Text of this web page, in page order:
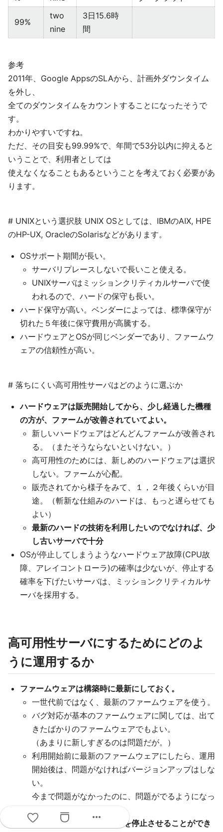
99%
two
nine
3日15.6時
間
参考
2011年、Google AppsのSLAから、計画外ダウンタイム
を外し、
全てのダウンタイムをカウントすることになったそうで
す。
わかりやすいですね。
ただ、その目安も99.99%で、年間で53分以内に抑えると
いうことで、利用者としては
使えなくなることもあるということを考えておく必要があ
ります。
# UNIXという選択肢 UNIX OSとしては、IBMのAIX, HPE
のHP-UX, OracleのSolarisなどがあります。
OSサポート期間が長い。
サーバリプレースしないで長いこと使える。
UNIXサーバはミッションクリティカルサーバで使
われるので、ハードの保守も長い。
ハード保守が高い。ベンダーによっては、標準保守が
切れた５年後に保守費用が高騰する。
ハードウェアとOSが同じベンダーであり、ファームウ
ェアの信頼性が高い。
# 落ちにくい高可用性サーバはどのように選ぶか
ハードウェアは販売開始してから、少し経過した機種
の方が、ファームが改善されていてよい。
新しいハードウェアはどんどんファームが改善され
る。（またそうならないといけない。）
高可用性のためには、新しめのハードウェアは選択
しない。ファームが心配。
販売されてから様子をみて、１，２年後くらいが目
途。（斬新な仕組みのハードは、もっと遅らせても
よい）
最新のハードの技術を利用したいのでなければ、少
し古いサーバで十分
OSが停止してしまうようなハードウェア故障(CPU故
障、アレイコントローラ)の確率は少ないが、停止する
確率を下げたいサーバは、ミッションクリティカルサ
ーバを採用する。
高可用性サーバにするためにどのよ
うに運用するか
ファームウェアは構築時に最新にしておく。
一世代前ではなく、最新のファームウェアを使う。
バグ対応が基本のファームウェアに関しては、出て
きたばかりのファームウェアでもよい。
（あまりに新しすぎるのは問題だが。）
利用開始前に最新のファームウェアにしたら、運用
開始後は、問題がなければバージョンアップはしな
い。
今まで問題がなかったのに、問題がでるようになっ
ては困る。
サーバリプレースなどホストを停止させることができ
more_horiz